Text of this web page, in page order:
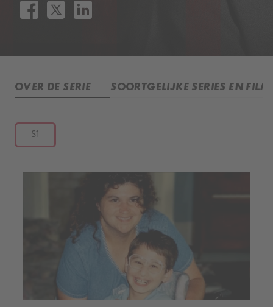
OVER DE SERIE SOORTGELIJKE SERIES EN
S1